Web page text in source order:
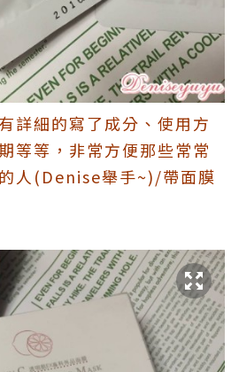
詳細的寫了成分、使用方
等等，非常方便那些常常
人(Denise舉手~)/帶面膜